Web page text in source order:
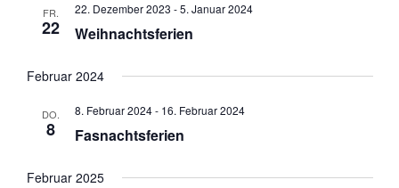
FR.
22
22. Dezember 2023 -5. Januar 2024
Weihnachtsferien
Februar 2024
DO.
8
8. Februar 2024- 16. Februar 2024
Fasnachtsferien
Februar 2025